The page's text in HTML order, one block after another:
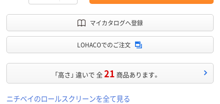
マイカタログへ登録
LOHACOでのご注文
「高さ」 違いで 全21 商品あります。
ニチベイのロールスクリーンを全て見る